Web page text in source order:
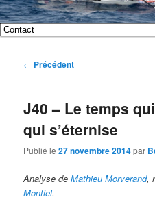
Menu
Aller
au
principal
Aller
au
secondaire
Navigation
← Précédent
J40 – Le temps
qui s’éternise
Publié le27 novembre 2014par
Analyse deMathieu Morverand,
Montiel.